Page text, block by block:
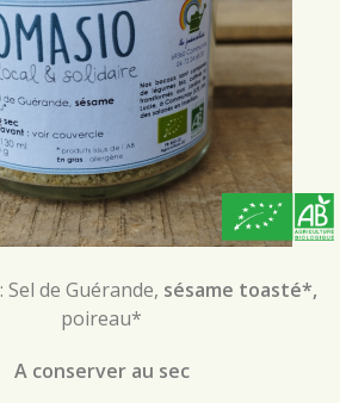
: Sel de Guérande, sésame toasté*,
poireau*
A conserver au sec